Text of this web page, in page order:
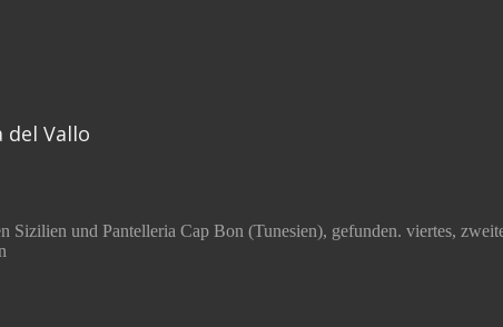
del Vallo
und Pantelleria Cap Bon (Tunesien), gefunden. viertes,